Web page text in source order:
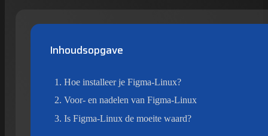
Inhoudsopgave
Hoe installeer je Figma-Linux?
Voor- en nadelen van Figma-Linux
Is Figma-Linux de moeite waard?